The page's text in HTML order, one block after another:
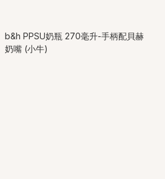
b&h PPSU奶瓶 270毫升-手柄配貝赫
奶嘴 (小牛)